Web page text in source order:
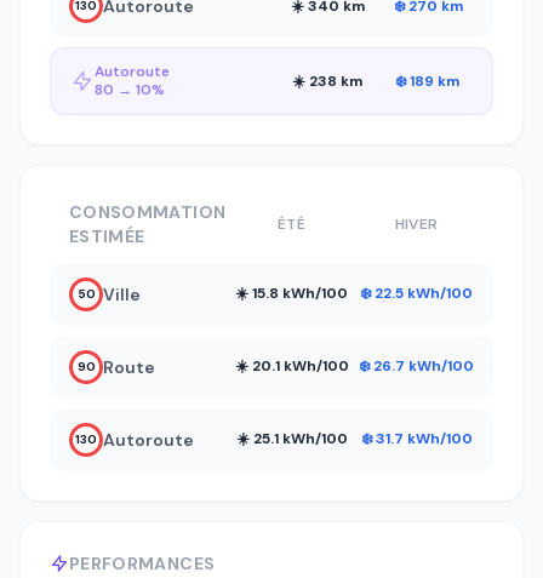
130 Autoroute ☀️ 340 km ❄️ 270 km
Autoroute
80 → 10%
☀️ 238 km ❄️ 189 km
PERFORMANCES
CONSOMMATION
ESTIMÉE
ÉTÉ HIVER
50 Ville ☀️ 15.8 kWh/100 ❄️ 22.5 kWh/100
90 Route ☀️ 20.1 kWh/100 ❄️ 26.7 kWh/100
130 Autoroute ☀️ 25.1 kWh/100 ❄️ 31.7 kWh/100